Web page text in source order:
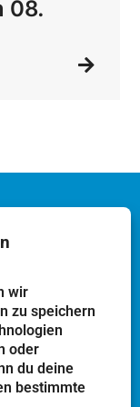
wir
zu speichern
oder
du deine
bestimmte
08.